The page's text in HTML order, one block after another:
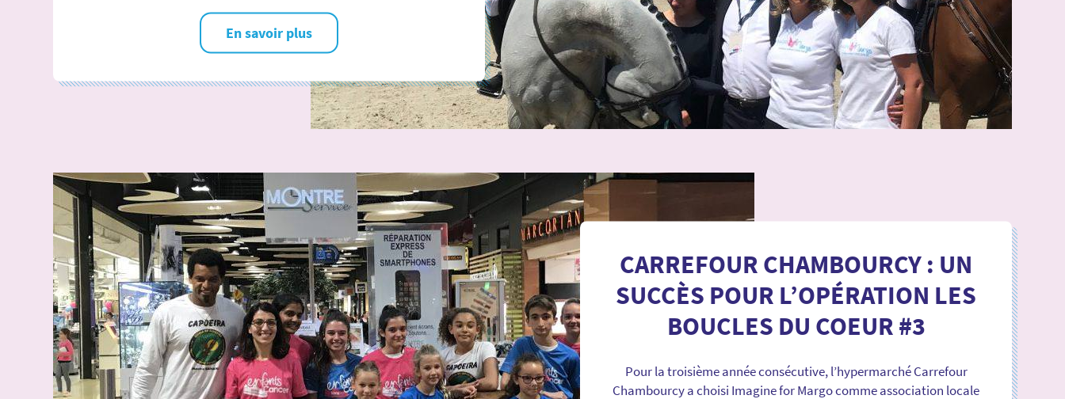
En savoir plus
CARREFOUR CHAMBOURCY : UN
SUCCÈS POUR L’OPÉRATION LES
BOUCLES DU COEUR #3
Pour la troisième année consécutive, l’hypermarché Carrefour
Chambourcy a choisi Imagine for Margo comme association locale